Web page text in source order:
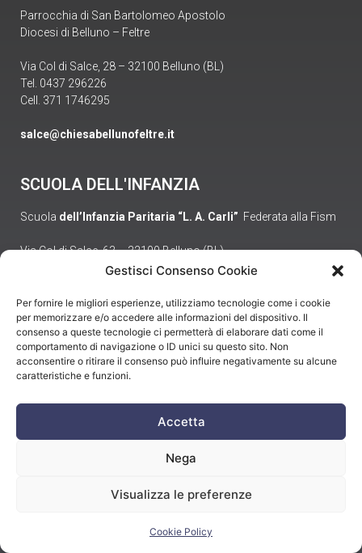
Gestisci Consenso Cookie
Per fornire le migliori esperienze, utilizziamo tecnologie come i cookie
per memorizzare e/o accedere alle informazioni del dispositivo. Il
consenso a queste tecnologie ci permetterà di elaborare dati come il
comportamento di navigazione o ID unici su questo sito. Non
acconsentire o ritirare il consenso può influire negativamente su alcune
caratteristiche e funzioni.
Accetta
Nega
Visualizza le preferenze
Cookie Policy
Parrocchia di San Bartolomeo Apostolo
Diocesi di Belluno – Feltre
Via Col di Salce, 28 – 32100 Belluno (BL)
Tel. 0437 296226
Cell. 371 1746295
salce@chiesabellunofeltre.it
SCUOLA DELL'INFANZIA
Scuola dell’Infanzia Paritaria “L. A. Carli” Federata alla Fism
Via Col di Salce, 63 – 32100 Belluno (BL)
Tel./Fax 0437 296206 | Cell. 351 3553566
maternacarli.salce@gmail.com
ORARI S. MESSE
Martedì e Mercoledì non si celebra la S.Messa
Vespertina (SABATO): ore 18.30 Chiesa parrocchiale
ore 10.30 Chiesa parrocchiale